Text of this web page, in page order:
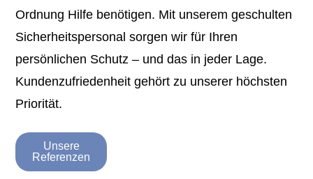
Ordnung Hilfe benötigen. Mit unserem geschulten
Sicherheitspersonal sorgen wir für Ihren
persönlichen Schutz – und das in jeder Lage.
Kundenzufriedenheit gehört zu unserer höchsten
Priorität.
Unsere
Referenzen